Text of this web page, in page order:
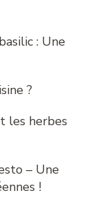
: Une
?
les herbes
– Une
!